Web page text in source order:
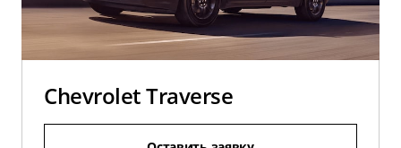
Chevrolet Traverse